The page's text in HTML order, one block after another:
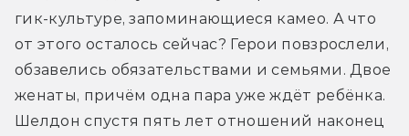
гик-культуре, запоминающиеся камео. А что
от этого осталось сейчас? Герои повзрослели,
обзавелись обязательствами и семьями. Двое
женаты, причём одна пара уже ждёт ребёнка.
Шелдон спустя пять лет отношений наконец